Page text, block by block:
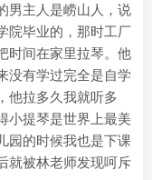
男主人是崂山人，说
院毕业的，那时工厂
时间在家里拉琴。他
没有学过完全是自学
他拉多久我就听多
小提琴是世界上最美
园的时候我也是下课
就被林老师发现呵斥